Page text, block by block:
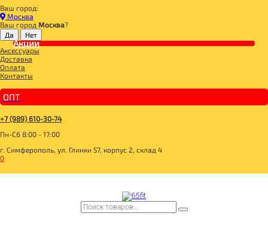
Ваш город:
Москва
Ваш город Москва?
Акции
Аксессуары
Доставка
Оплата
Контакты
ОПТ
+7 (989) 610-30-74
Пн-Сб 8:00 - 17:00
г. Симферополь, ул. Глинки 57, корпус 2, склад 4
0
Главная
СПОРТИВНОЕ ПИТАНИЕ
ПРОТЕИН
Whey Protein Ultrafiltration Vanilla 1000g, Maxler